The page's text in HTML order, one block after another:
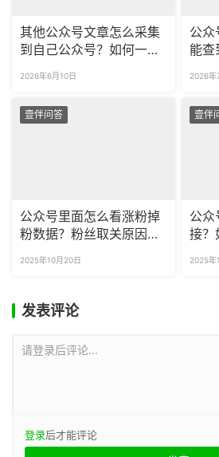
其他公众号文章怎么采集
到自己公众号？如何一次
2026年6月10日
公众
能查
2026年
壹伴问答
公众号里面怎么看涨粉掉
粉数据？粉丝取关原因如
2025年10月20日
壹伴
公众
接？
2025年
发表评论
请登录后评论...
登录后才能评论